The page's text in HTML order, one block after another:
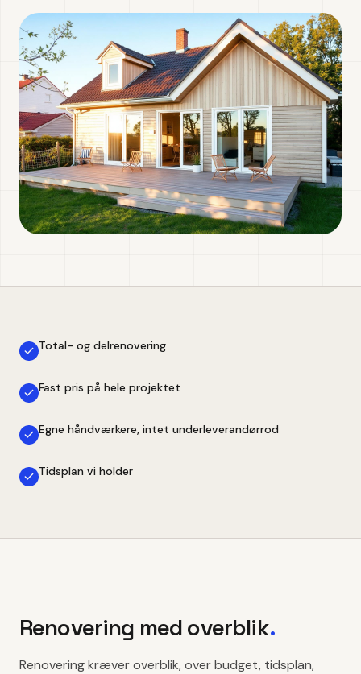
Total- og delrenovering
Fast pris på hele projektet
Egne håndværkere, intet underleverandørrod
Tidsplan vi holder
Renovering med overblik.
Renovering kræver overblik, over budget, tidsplan,